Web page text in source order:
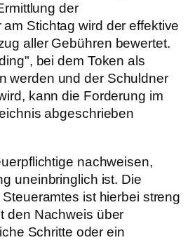
der
Stichtag wird der effektive
aller Gebühren bewertet.
bei dem Token als
werden und der Schuldner
kann die Forderung im
abgeschrieben
nachweisen,
uneinbringlich ist. Die
ist hierbei streng
den Nachweis über
Schritte oder ein